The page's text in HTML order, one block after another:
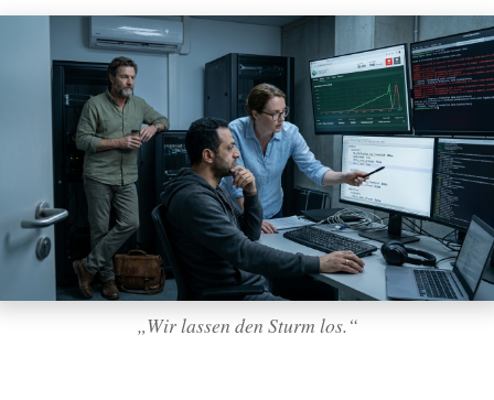
„Wir lassen den Sturm los.“